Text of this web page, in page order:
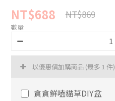
NT$688 NT$869
數量
以優惠價加購商品 (最多 1 件)
貪貪鮮嗑貓草DIY盆